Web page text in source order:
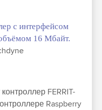
с интерфейсом
16 Мбайт.
FERRIT-
Raspberry